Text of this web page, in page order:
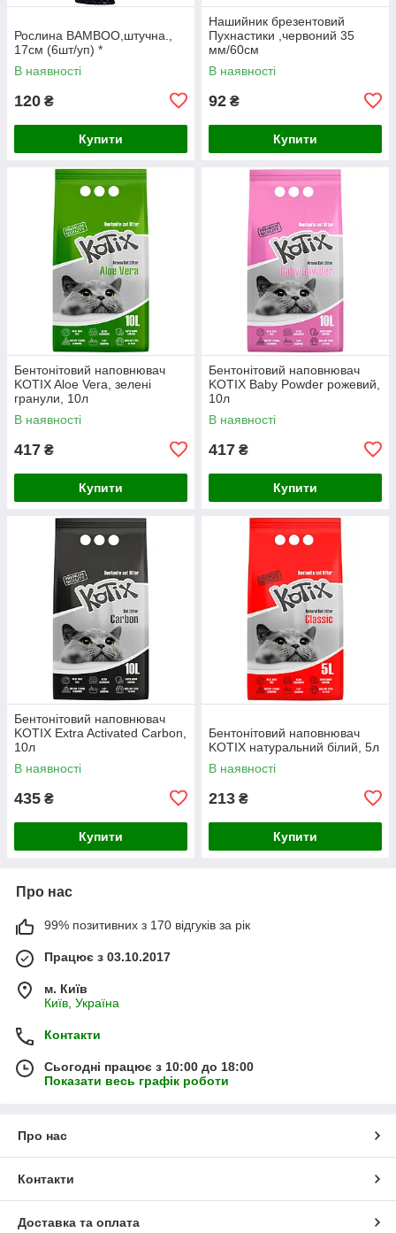
Рослина BAMBOO,штучна.,
17см (6шт/уп) *
В наявності
120 ₴
Купити
Нашийник брезентовий
Пухнастики ,червоний 35
мм/60см
В наявності
92 ₴
Купити
Бентонітовий наповнювач
KOTIX Aloe Vera, зелені
гранули, 10л
В наявності
417 ₴
Купити
Бентонітовий наповнювач
KOTIX Baby Powder рожевий,
10л
В наявності
417 ₴
Купити
Бентонітовий наповнювач
KOTIX Extra Activated Carbon,
10л
В наявності
435 ₴
Купити
Бентонітовий наповнювач
KOTIX натуральний білий, 5л
В наявності
213 ₴
Купити
Про нас
99% позитивних з 170 відгуків за рік
Працює з 03.10.2017
м. Київ
Київ, Україна
Контакти
Сьогодні працює з 10:00 до 18:00
Показати весь графік роботи
Про нас
Контакти
Доставка та оплата